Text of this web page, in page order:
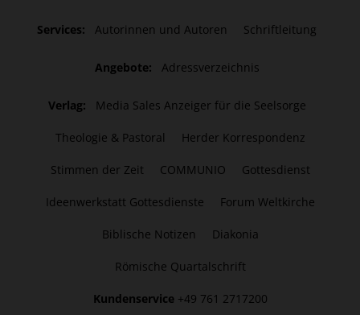
Services: Autorinnen und Autoren Schriftleitung
Angebote: Adressverzeichnis
Verlag: Media Sales Anzeiger für die Seelsorge
Theologie & Pastoral Herder Korrespondenz
Stimmen der Zeit COMMUNIO Gottesdienst
Ideenwerkstatt Gottesdienste Forum Weltkirche
Biblische Notizen Diakonia
Römische Quartalschrift
Kundenservice +49 761 2717200